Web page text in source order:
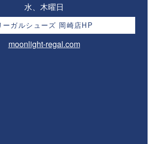
水、木曜日
ーガルシューズ 岡崎店HP
moonlight-regal.com